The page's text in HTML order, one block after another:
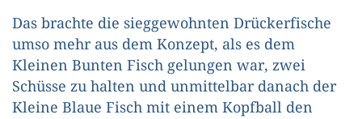
Das brachte die sieggewohnten Drückerfische
umso mehr aus dem Konzept, als es dem
Kleinen Bunten Fisch gelungen war, zwei
Schüsse zu halten und unmittelbar danach der
Kleine Blaue Fisch mit einem Kopfball den